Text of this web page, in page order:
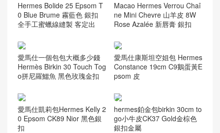
Hermes Bolide 25 Epsom T
0 Blue Brume 霧藍色 銀扣
全手工蜜蠟線縫製 客定出
Macao Hermes Verrou Chaî
ne Mini Chevre 山羊皮 8W
Rose Azalée 新唇膏 銀扣
愛馬仕一個包包大概多少錢
Hermès Birkin 30 Touch Tog
o拼尼羅鱷魚 黑色玫瑰金扣
愛馬仕康斯坦空姐包 Hermes
Constance 19cm C9鵝蛋黃E
psom 皮
愛馬仕凱莉包Hermes Kelly 2
0 Epsom CK89 Nior 黑色銀
扣
hermes鉑金包birkin 30cm to
go小牛皮CK37 Gold金棕色
銀扣金屬